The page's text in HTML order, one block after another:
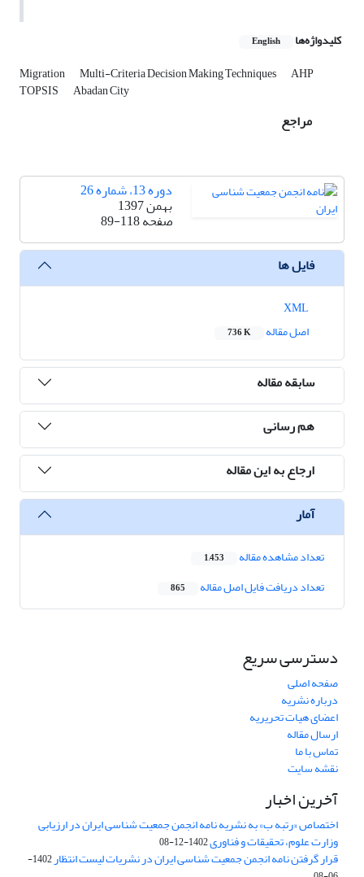
کلیدواژه‌ها English
Migration Multi-Criteria Decision Making Techniques AHP
TOPSIS Abadan City
مراجع
دوره 13، شماره 26
بهمن 1397
صفحه89-118
فایل ها
اصل مقاله
736 K
سابقه مقاله
هم رسانی
ارجاع به این مقاله
آمار
تعداد مشاهده مقاله 1,453
تعداد دریافت فایل اصل مقاله 865
دسترسی سریع
صفحه اصلی
درباره نشریه
اعضای هیات تحریریه
ارسال مقاله
تماس با ما
نقشه سایت
آخرین اخبار
اختصاص «رتبه ب» به نشریه نامه انجمن جمعیت شناسی ایران در ارزیابی
وزارت علوم، تحقیقات و فناوری1402-12-08
قرار گرفتن نامه انجمن جمعیت شناسی ایران در نشریات لیست انتظار
1402-